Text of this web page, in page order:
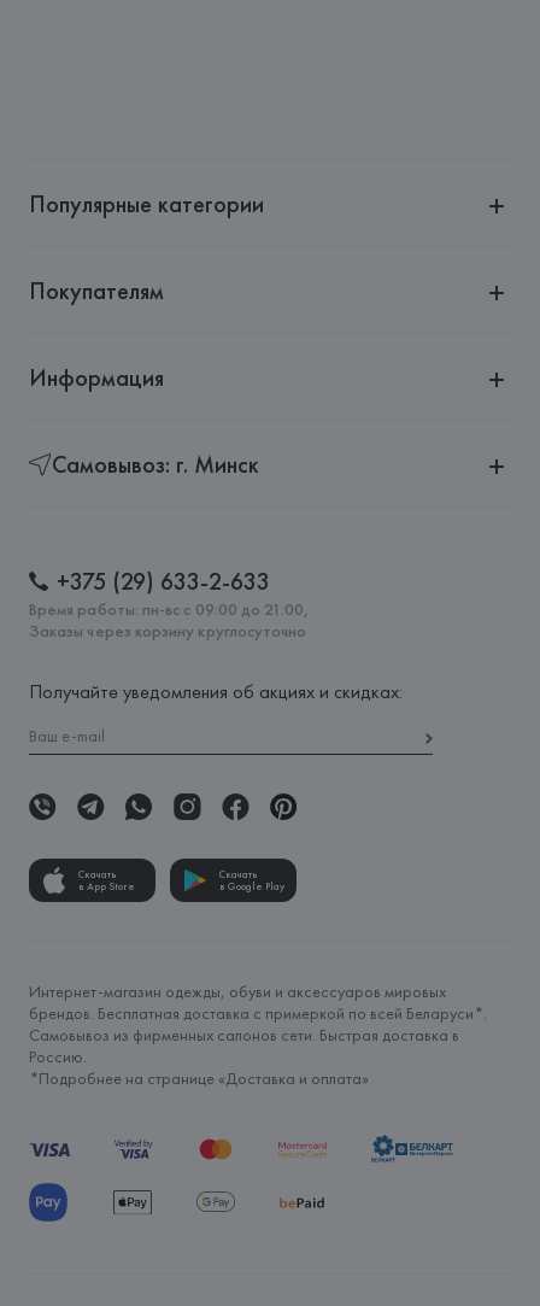
Страна происхождения товара:
Популярные категории
Покупателям
Информация
Самовывоз: г. Минск
+375 (29) 633-2-633
Время работы: пн-вс с 09:00 до 21:00,
Заказы через корзину круглосуточно
Получайте уведомления об акциях и скидках:
Скачать
в App Store
Скачать
в Google Play
Интернет-магазин одежды, обуви и аксессуаров мировых
брендов. Бесплатная доставка с примеркой по всей Беларуси*.
Самовывоз из фирменных салонов сети. Быстрая доставка в
Россию.
*Подробнее на странице «Доставка и оплата»